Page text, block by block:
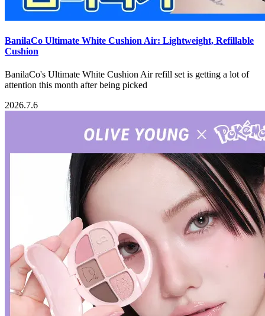
BanilaCo Ultimate White Cushion Air: Lightweight, Refillable
Cushion
BanilaCo's Ultimate White Cushion Air refill set is getting a lot of
attention this month after being picked
2026.7.6